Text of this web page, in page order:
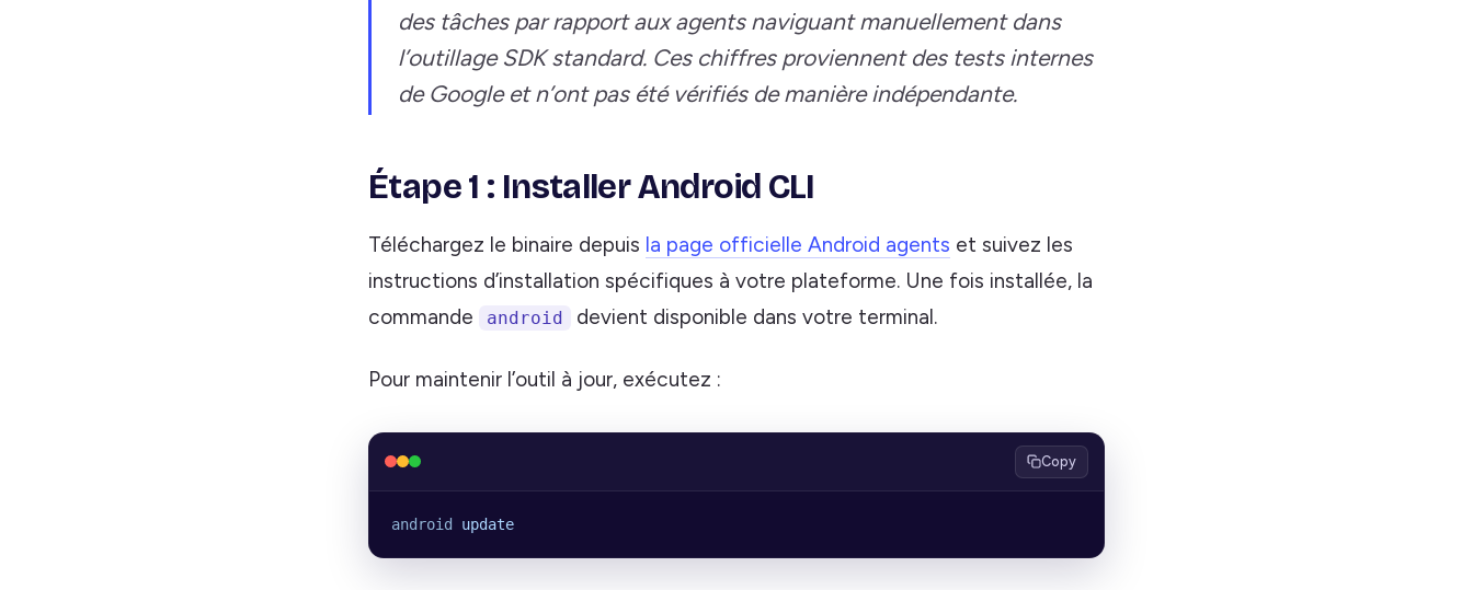
des tâches par rapport aux agents naviguant manuellement dans
l’outillage SDK standard. Ces chiffres proviennent des tests internes
de Google et n’ont pas été vérifiés de manière indépendante.
Étape 1 : Installer Android CLI
Téléchargez le binaire depuis la page officielle Android agents et suivez les
instructions d’installation spécifiques à votre plateforme. Une fois installée, la
commande
android devient disponible dans votre terminal.
Pour maintenir l’outil à jour, exécutez :
Copy
android update